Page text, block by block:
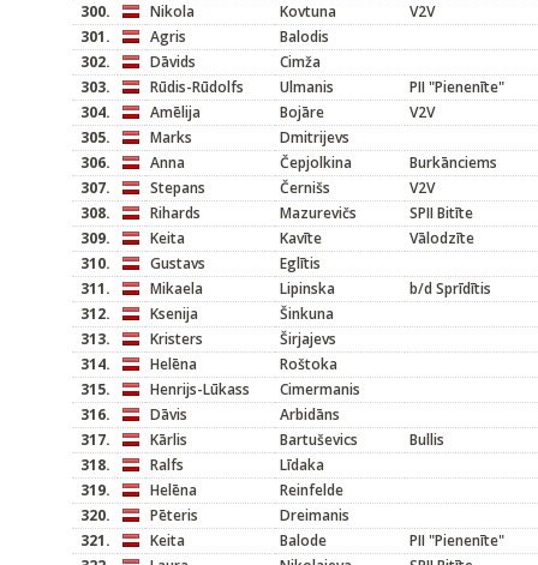
300.
Nikola Kovtuna
V2V
301.
Agris
Balodis
302.
Dāvids
Cimža
303.
Rūdis-Rūdolfs Ulmanis
PII "Pienenīte"
304.
Amēlija Bojāre
V2V
305.
Marks
Dmitrijevs
306.
Anna Čepjolkina
Burkānciems
307.
Stepans Černišs
V2V
308.
Rihards Mazurevičs
SPII Bitīte
309.
Keita Kavīte
Vālodzīte
310.
Gustavs
Eglītis
311.
Mikaela Lipinska
b/d Sprīdītis
312.
Ksenija
Šinkuna
313.
Kristers
Širjajevs
314.
Helēna
Roštoka
315.
Henrijs-Lūkass
Cimermanis
316.
Dāvis
Arbidāns
317.
Kārlis Bartuševics
Bullis
318.
Ralfs
Līdaka
319.
Helēna
Reinfelde
320.
Pēteris
Dreimanis
321.
Keita Balode
PII "Pienenīte"